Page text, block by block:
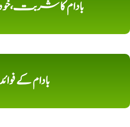
بادام کا
بادام کے